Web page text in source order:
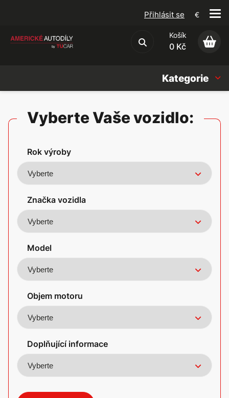
Obchodní podmínky
Přihlásit se €
Košík
0 Kč
Kategorie
Americké vozy
Vyberte Vaše vozidlo:
Rok výroby
Značka vozidla
Model
Objem motoru
Doplňující informace